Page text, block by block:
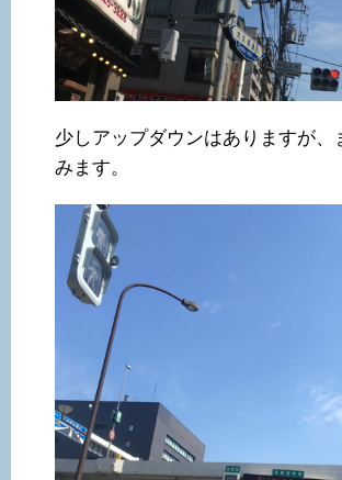
少しアップダウンはありますが、
みます。